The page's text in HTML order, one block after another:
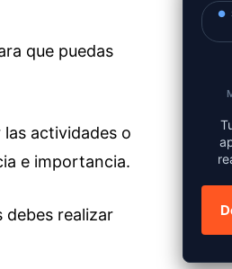
que puedas
actividades o
e importancia.
debes realizar
●